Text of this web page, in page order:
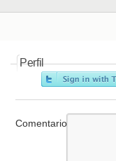
Perfil
Comentario